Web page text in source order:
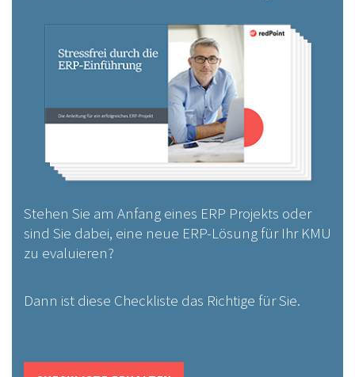
Stehen Sie am Anfang eines ERP Projekts oder
sind Sie dabei, eine neue ERP-Lösung für Ihr KMU
zu evaluieren?
Dann ist diese Checkliste das Richtige für Sie.